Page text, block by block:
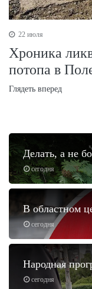
22 июля
Хроника
потопа в
Глядеть вперед
сегодня
Делать, а не
сегодня
В областном
сегодня
Народная